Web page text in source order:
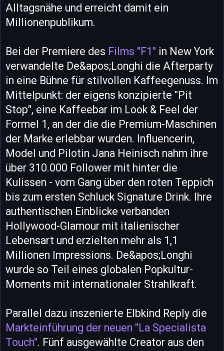
Alltagsnähe und erreicht damit ein
Millionenpublikum.
Bei der Premiere des Films "F1" in New York
verwandelte De&apos;Longhi die Afterparty
in eine Bühne für stilvollen Kaffeegenuss. Im
Mittelpunkt: der eigens konzipierte "Pit
Stop", eine Kaffeebar im Look & Feel der
Formel 1, an der die die Premium-Maschinen
der Marke erlebbar wurden. Influencerin,
Model und Pilotin Jana Heinisch nahm ihre
über 310.000 Follower mit hinter die
Kulissen - vom Gang über den roten Teppich
bis zum ersten Schluck Signature Drink. Ihre
authentischen Einblicke verbanden
Hollywood-Glamour mit italienischer
Lebensart und erzielten mehr als 1,1
Millionen Impressions. De&apos;Longhi
wurde so Teil eines globalen Popkultur-
Moments mit internationaler Strahlkraft.
Parallel dazu inszenierte Elbkind Reply die
Markteinführung der neuen "La Specialista
Touch". Fünf ausgewählte Creator aus den